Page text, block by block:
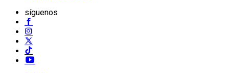
síguenos